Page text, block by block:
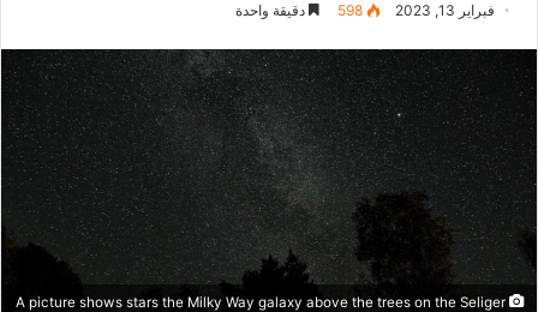
فبراير 13, 2023 598 دقيقة واحدة
A picture shows stars the Milky Way galaxy above the trees on the Seliger